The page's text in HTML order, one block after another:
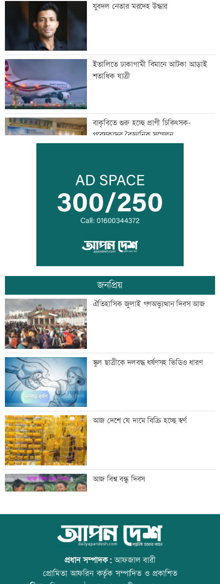
যুবদল নেতার মরদেহ উদ্ধার
ইতালিতে ঢাকাগামী বিমানে আটকা আড়াই
শতাধিক যাত্রী
বাকৃবিতে শুরু হচ্ছে প্রাণী চিকিৎসক-
গবেষকদের বৈজ্ঞানিক সম্মেলন
বন্দরে বিস্ফোরণে একই পরিবারের ৩ জন দগ্ধ
পাঁচ আর্থিক প্রতিষ্ঠান বন্ধের অনুমোদন,
রোববার প্রশাসক নিয়োগ
ঢাকা-ময়মনসিংহ রেল যোগাযোগ স্বাভাবিক
সিঙ্গাপুর থেকে এক কার্গো এলএনজি কিনবে
সরকার
মান্দায় ২৯৬ বোতলসহ দুই মাদক কারবারি
আটক
গুরুত্বপূর্ণ ব্যক্তিদের নিয়ে অপপ্রচারের বিরুদ্ধে
সতর্ক করল পুলিশ
নিরাপত্তা পেলে দেশে ফিরতে চান সাকিব
জনপ্রিয়
ঐতিহাসিক জুলাই গণঅভ্যুত্থান দিবস আজ
স্কুল ছাত্রীকে দলবদ্ধ ধর্ষণসহ ভিডিও ধারণ
আজ দেশে যে দামে বিক্রি হচ্ছে স্বর্ণ
আজ বিশ্ব বন্ধু দিবস
কোরআন-হাদিসে নামাজ না পড়ার শাস্তি
প্রধান সম্পাদক:আফজাল বারী
প্রোমিতা আফরিন কর্তৃক সম্পাদিত ও প্রকাশিত